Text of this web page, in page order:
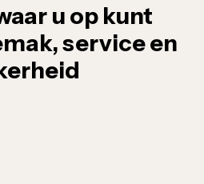
u op kunt
service en